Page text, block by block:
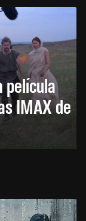
película
IMAX de